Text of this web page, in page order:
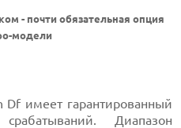
- почти обязательная опция
модели
имеет гарантированный
Диапазон